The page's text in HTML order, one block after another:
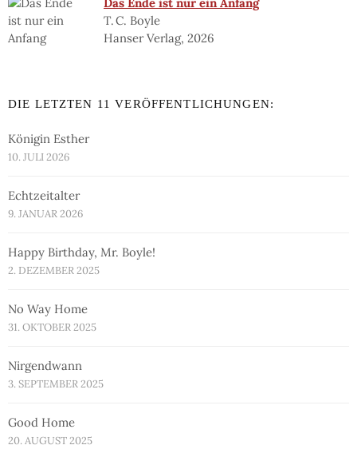
Das Ende ist nur ein Anfang
T. C. Boyle
Hanser Verlag, 2026
DIE LETZTEN 11 VERÖFFENTLICHUNGEN:
Königin Esther
10. JULI 2026
Echtzeitalter
9. JANUAR 2026
Happy Birthday, Mr. Boyle!
2. DEZEMBER 2025
No Way Home
31. OKTOBER 2025
Nirgendwann
3. SEPTEMBER 2025
Good Home
20. AUGUST 2025